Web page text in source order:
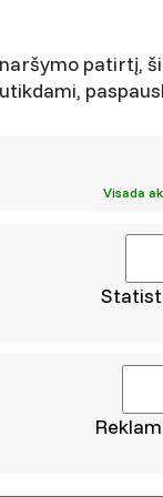
patirtį,
Visada
Renginiai
Leidiniai